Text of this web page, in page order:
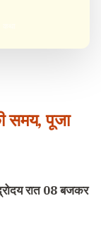
समय, पूजा
रात 08 बजकर